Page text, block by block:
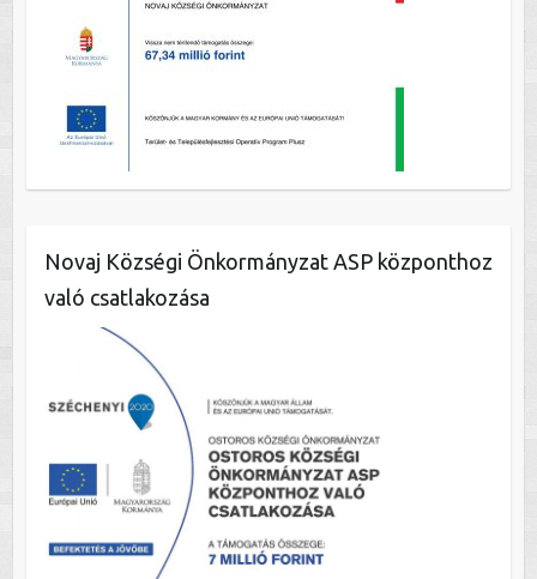
Novaj Községi Önkormányzat ASP központhoz
való csatlakozása